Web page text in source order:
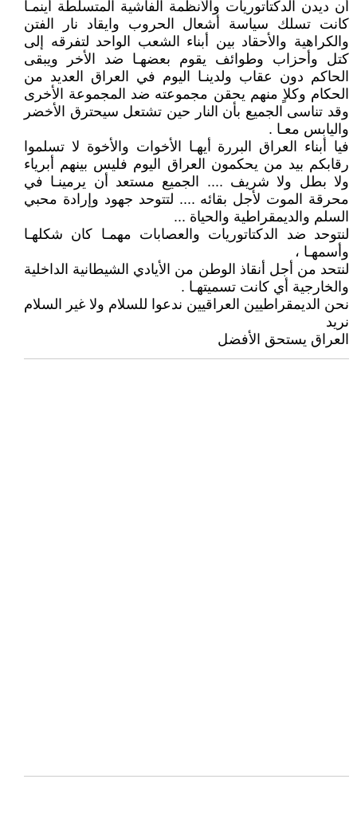
أن ديدن الدكتاتوريات والأنظمة الفاشية المتسلطة أينمـا
كانت تسلك سياسة أشعال الحروب وايقاد نار الفتن
والكراهية والأحقاد بين أبناء الشعب الواحد لتفرقه إلى
كتل وأحزاب وطوائف يقوم بعضهـا ضد الأخر ويبقى
الحاكم دون عقاب ولدينـا اليوم في العراق العديد من
الحكام وكلاٍ منهم يحقن مجموعته ضد المجموعة الأخرى
وقد تناسى الجميع بأن النار حين تشتعل سيحترق الأخضر
واليابس معـا .
فيا أبناء العراق البررة أيهـا الأخوات والأخوة لا تسلموا
رقابكم بيد من يحكمون العراق اليوم فليس بينهم أبرياء
ولا بطل ولا شريف .... الجميع مستعد أن يرمينـا في
محرقة الموت لأجل بقائه .... لتتوحد جهود وإرادة محبي
السلم والديمقراطية والحياة ...
لنتوحد ضد الدكتاتوريات والعصابات مهمـا كان شكلهـا
وأسمهـا ،
لنتحد من أجل أنقاذ الوطن من الأيادي الشيطانية الداخلية
والخارجية أي كانت تسميتهـا .
نحن الديمقراطيين العراقيين ندعوا للسلام ولا غير السلام
نريد
العراق يستحق الأفضل